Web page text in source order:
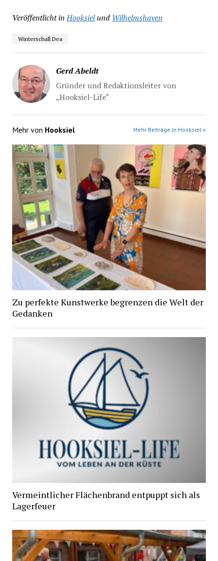
Veröffentlicht in Hooksielund Wilhelmshaven
Winterschall Dea
Gerd Abeldt
Gründer und Redaktionsleiter von
„Hooksiel-Life“
Mehr von Hooksiel Mehr Beiträge in Hooksiel »
Zu perfekte Kunstwerke begrenzen die Welt der
Gedanken
Vermeintlicher Flächenbrand entpuppt sich als
Lagerfeuer